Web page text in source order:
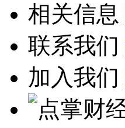
相关信息
联系我们
加入我们